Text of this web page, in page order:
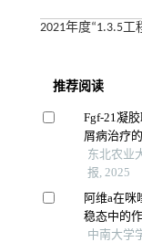
2021年度“1.3.5工